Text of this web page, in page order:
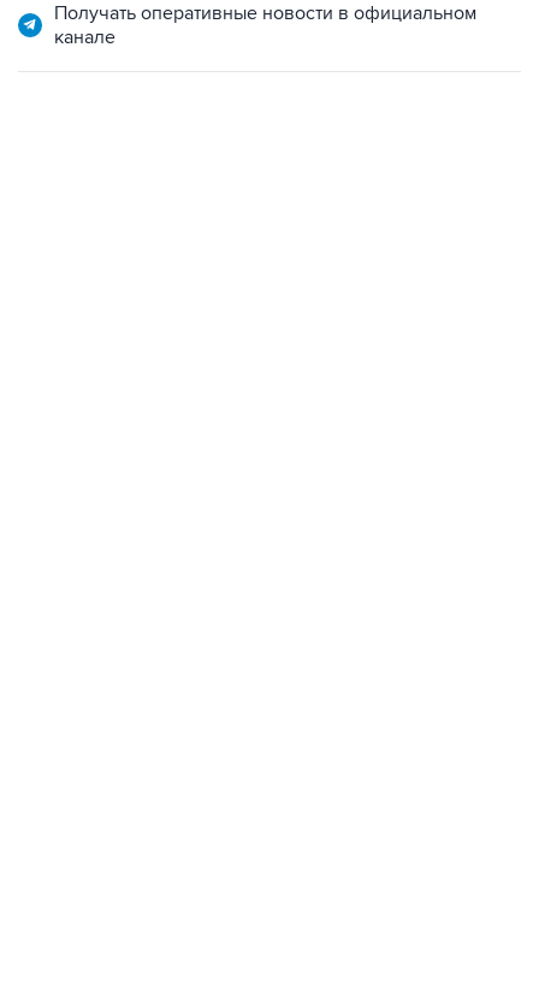
Получать оперативные новости в официальном
канале